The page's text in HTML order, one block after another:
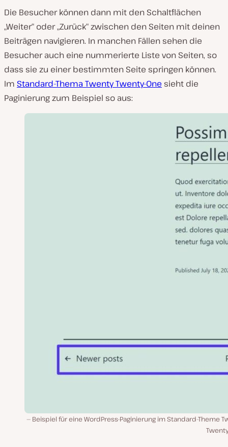
Die Besucher können dann mit den Schaltflächen
„Weiter“ oder „Zurück“ zwischen den Seiten mit deinen
Beiträgen navigieren. In manchen Fällen sehen die
Besucher auch eine nummerierte Liste von Seiten, so
dass sie zu einer bestimmten Seite springen können.
Im Standard-Thema Twenty Twenty-One sieht die
Paginierung zum Beispiel so aus:
Beispiel für eine WordPress-Paginierung im Standard-Theme